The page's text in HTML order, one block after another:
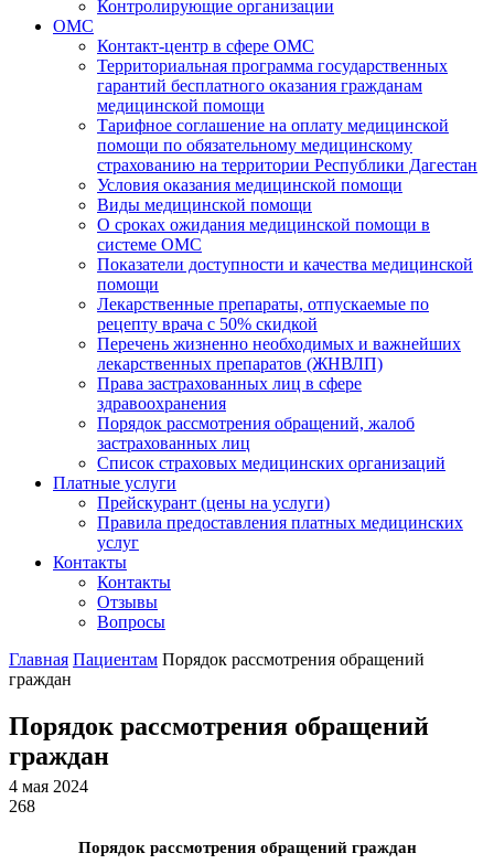
Контролирующие организации
ОМС
Контакт-центр в сфере ОМС
Территориальная программа государственных
гарантий бесплатного оказания гражданам
медицинской помощи
Тарифное соглашение на оплату медицинской
помощи по обязательному медицинскому
страхованию на территории Республики Дагестан
Условия оказания медицинской помощи
Виды медицинской помощи
О сроках ожидания медицинской помощи в
системе ОМС
Показатели доступности и качества медицинской
помощи
Лекарственные препараты, отпускаемые по
рецепту врача с 50% скидкой
Перечень жизненно необходимых и важнейших
лекарственных препаратов (ЖНВЛП)
Права застрахованных лиц в сфере
здравоохранения
Порядок рассмотрения обращений, жалоб
застрахованных лиц
Список страховых медицинских организаций
Платные услуги
Прейскурант (цены на услуги)
Правила предоставления платных медицинских
услуг
Контакты
Контакты
Отзывы
Вопросы
Главная Пациентам Порядок рассмотрения обращений
граждан
Порядок рассмотрения обращений
граждан
4 мая 2024
268
Порядок рассмотрения обращений граждан